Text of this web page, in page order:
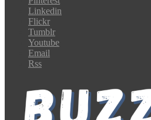
Linkedin
Flickr
Tumblr
Youtube
Email
Rss